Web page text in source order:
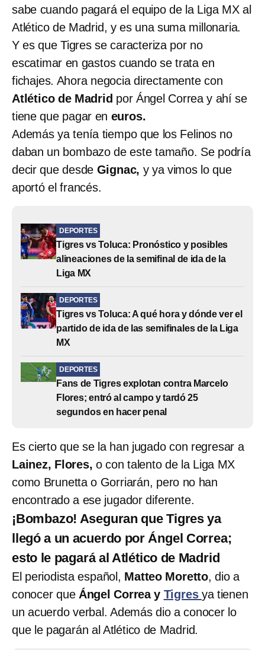
sabe cuando pagará el equipo de la Liga MX al
Atlético de Madrid, y es una suma millonaria.
Y es que Tigres se caracteriza por no
escatimar en gastos cuando se trata en
fichajes. Ahora negocia directamente con
Atlético de Madrid por Ángel Correa y ahí se
tiene que pagar en euros.
Además ya tenía tiempo que los Felinos no
daban un bombazo de este tamaño. Se podría
decir que desde Gignac, y ya vimos lo que
aportó el francés.
DEPORTES
Tigres vs Toluca: Pronóstico y posibles
alineaciones de la semifinal de ida de la
Liga MX
DEPORTES
Tigres vs Toluca: A qué hora y dónde ver el
partido de ida de las semifinales de la Liga
MX
DEPORTES
Fans de Tigres explotan contra Marcelo
Flores; entró al campo y tardó 25
segundos en hacer penal
Es cierto que se la han jugado con regresar a
Lainez, Flores, o con talento de la Liga MX
como Brunetta o Gorriarán, pero no han
encontrado a ese jugador diferente.
¡Bombazo! Aseguran que Tigres ya
llegó a un acuerdo por Ángel Correa;
esto le pagará al Atlético de Madrid
El periodista español, Matteo Moretto, dio a
conocer que Ángel Correa y Tigres ya tienen
un acuerdo verbal. Además dio a conocer lo
que le pagarán al Atlético de Madrid.